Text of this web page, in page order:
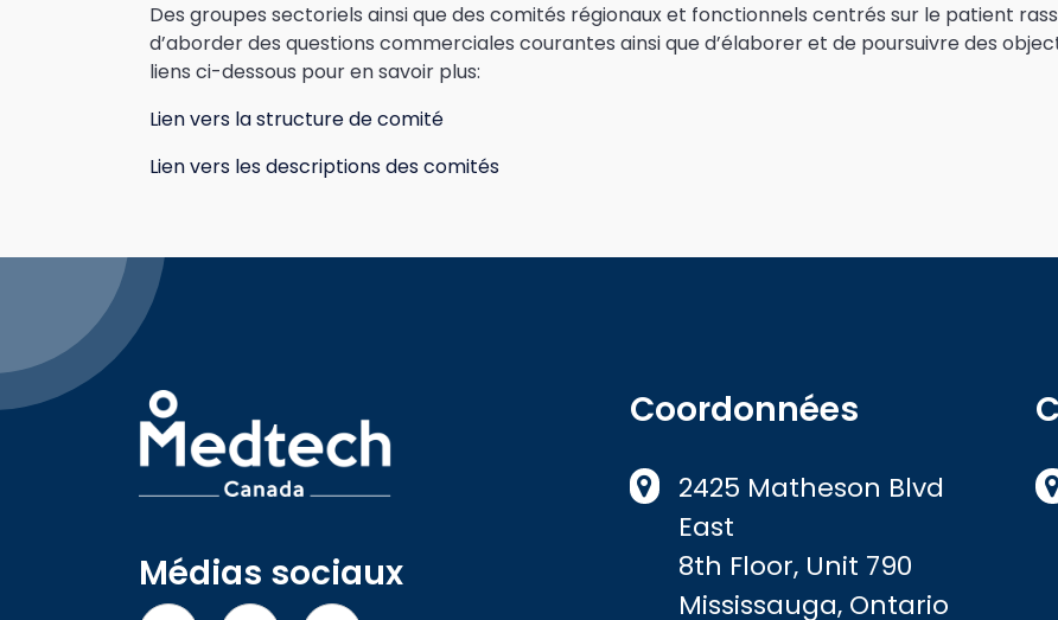
Des groupes sectoriels ainsi que des comités régionaux et fonctionnels centrés sur le patient
d’aborder des questions commerciales courantes ainsi que d’élaborer et de poursuivre des
liens ci-dessous pour en savoir plus:
Lien vers la structure de comité
Lien vers les descriptions des comités
Médias sociaux
Coordonnées
2425 Matheson Blvd
East
8th Floor, Unit 790
Mississauga, Ontario